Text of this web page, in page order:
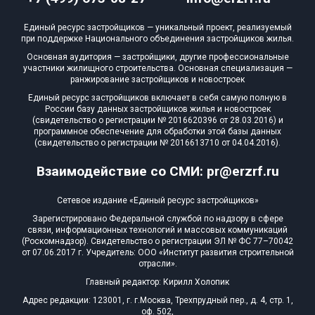
блоков в БД
3 из 1 460
Взаимодействие со СМИ: pr@erzrf.ru
Единый ресурс застройщиков — уникальный проект, реализуемый
при поддержке Национального объединения застройщиков жилья.
Основная аудитория — застройщики, другие профессиональные
участники жилищного строительства. Основная специализация —
ранжирование застройщиков и новостроек
Единый ресурс застройщиков включает в себя самую полную в
России базу данных застройщиков жилья и новостроек
(свидетельство о регистрации № 2016620396 от 28.03.2016) и
программное обеспечение для обработки этой базы данных
(свидетельство о регистрации № 2016613710 от 04.04.2016).
Сетевое издание «Единый ресурс застройщиков»
Зарегистрировано Федеральной службой по надзору в сфере
связи, информационных технологий и массовых коммуникаций
(Роскомнадзор). Свидетельство о регистрации ЭЛ № ФС 77–70042
от 07.06.2017 г. Учредитель: ООО «Институт развития строительной
отрасли».
Главный редактор: Кирилл Холопик
Адрес редакции: 123001, г. г.Москва, Трехпрудный пер., д. 4, стр. 1,
оф. 502,